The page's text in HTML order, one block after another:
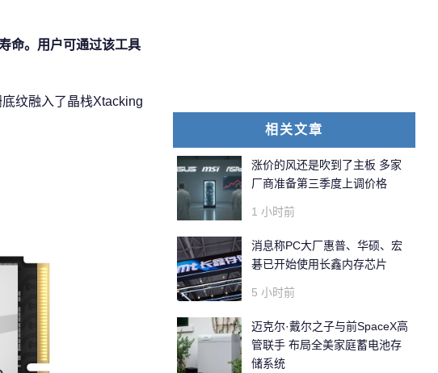
命。用户可通过该工具
纹融入了晶栈Xtacking
相关文章
涨价的风还是吹到了主板 多家
厂商准备第三季度上调价格
1 小时前
消息称PC大厂惠普、华硕、宏
碁已开始使用长鑫内存芯片
5 小时前
迈克尔·戴尔之子与前SpaceX高
管联手 布局全美家庭蓄电池存
储系统